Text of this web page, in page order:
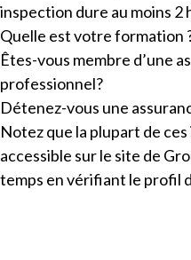
inspection dure au moins 2
Quelle est votre formation
Êtes-vous membre d’une
professionnel?
Détenez-vous une
Notez que la plupart de
accessible sur le site de
temps en vérifiant le profil